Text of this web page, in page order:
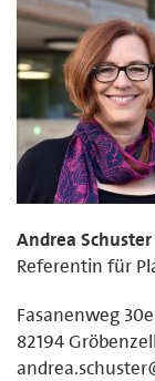
Andrea Schuster
Referentin für
Fasanenweg 30e
82194 Gröbenzell